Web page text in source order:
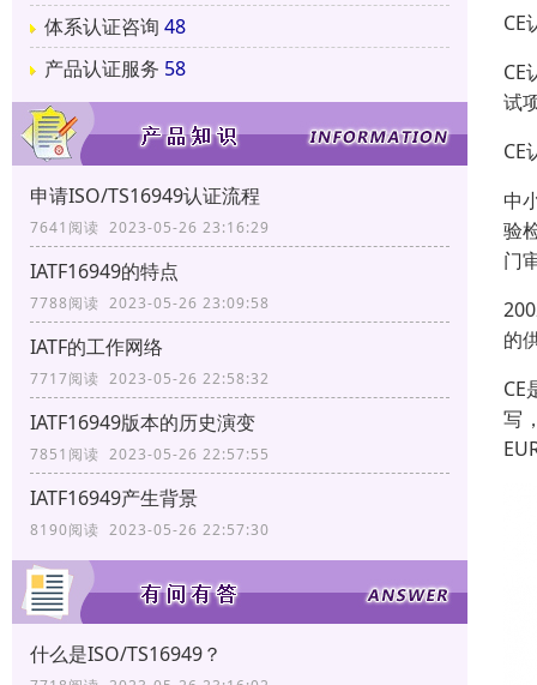
体系认证咨询 48
产品认证服务 58
申请ISO/TS16949认证流程
7641阅读 2023-05-26 23:16:29
IATF16949的特点
7788阅读 2023-05-26 23:09:58
IATF的工作网络
7717阅读 2023-05-26 22:58:32
IATF16949版本的历史演变
7851阅读 2023-05-26 22:57:55
IATF16949产生背景
8190阅读 2023-05-26 22:57:30
什么是ISO/TS16949？
CE
CE
试
CE
中
验
门
的
CE
写